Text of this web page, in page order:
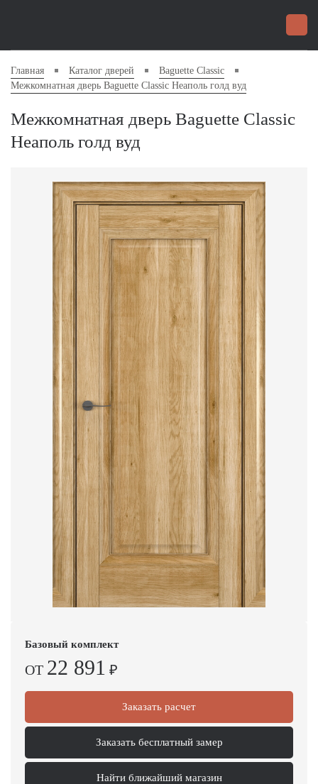
Главная Каталог дверей
Baguette Classic
Межкомнатная дверь Baguette Classic Неаполь голд вуд
Межкомнатная дверь Baguette Classic
Неаполь голд вуд
Базовый комплект
ОТ 22 891 ₽
Заказать расчет
Заказать бесплатный замер
Найти ближайший магазин